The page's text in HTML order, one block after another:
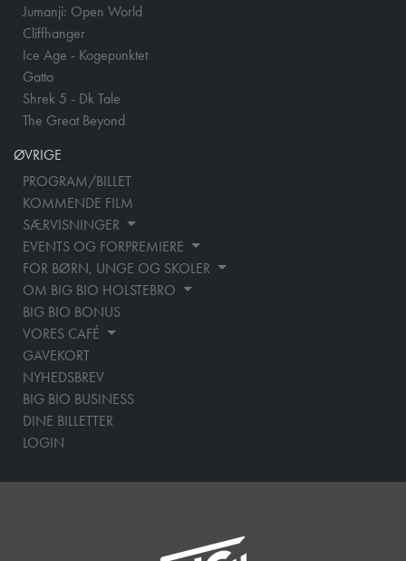
Jumanji: Open World
Cliffhanger
Ice Age - Kogepunktet
Gatto
Shrek 5 - Dk Tale
The Great Beyond
ØVRIGE
PROGRAM/BILLET
KOMMENDE FILM
SÆRVISNINGER
EVENTS OG FORPREMIERE
FOR BØRN, UNGE OG SKOLER
OM BIG BIO HOLSTEBRO
BIG BIO BONUS
VORES CAFÉ
GAVEKORT
NYHEDSBREV
BIG BIO BUSINESS
DINE BILLETTER
LOGIN